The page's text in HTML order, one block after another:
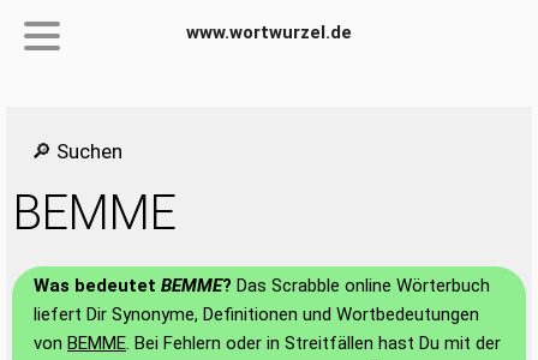
www.wortwurzel.de
🔎 Suchen
BEMME
Was bedeutet BEMME? Das Scrabble online Wörterbuch
liefert Dir Synonyme, Definitionen und Wortbedeutungen
von BEMME. Bei Fehlern oder in Streitfällen hast Du mit der